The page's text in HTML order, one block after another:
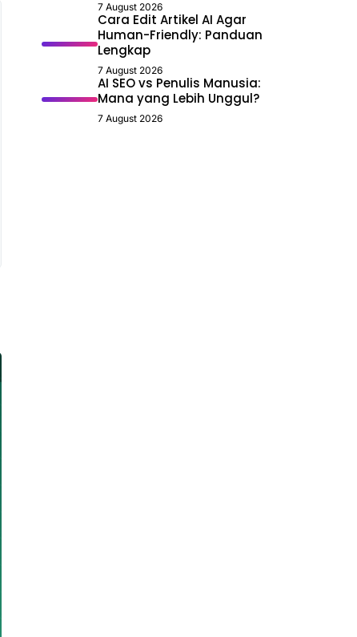
7 August 2026
Cara Edit Artikel AI Agar
Human-Friendly: Panduan
Lengkap
7 August 2026
AI SEO vs Penulis Manusia:
Mana yang Lebih Unggul?
7 August 2026